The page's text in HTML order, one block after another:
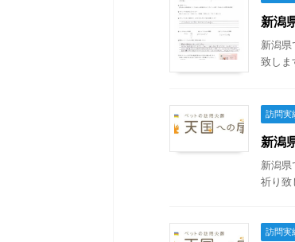
新潟
新潟県
致しま
訪問実
新潟
新潟県
祈り致
訪問実